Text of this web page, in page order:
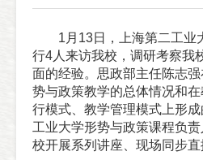
1月13日，上海第二工业
行4人来访我校，调研考察我
面的经验。思政部主任陈志
势与政策教学的总体情况和
行模式、教学管理模式上形
工业大学形势与政策课程负
校开展系列讲座、现场同步直